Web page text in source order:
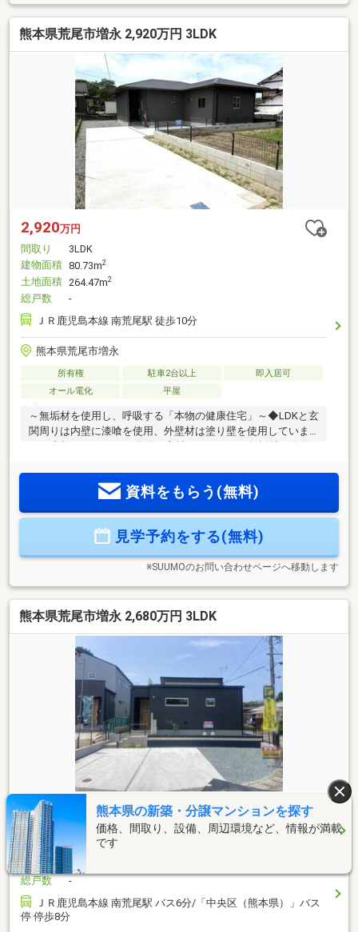
熊本県荒尾市増永 2,920万円 3LDK
2,920万円
間取り
3LDK
建物面積 80.73m2
土地面積 264.47m2
総戸数
-
ＪＲ鹿児島本線 南荒尾駅 徒歩10分
熊本県荒尾市増永
所有権 駐車2台以上
即入居可
オール電化
平屋
～無垢材を使用し、呼吸する「本物の健康住宅」～◆LDKと玄
関周りは内壁に漆喰を使用、外壁材は塗り壁を使用していま
で全周換気！
資料をもらう(無料)
見学予約をする(無料)
※SUUMOのお問い合わせページへ移動します
熊本県荒尾市増永 2,680万円 3LDK
2,680
間取り
3LDK
建物面積 85.08m 2
土地面積 218.43m
総戸数
-
ＪＲ鹿児島本線 南荒尾駅 バス6分/「中央区（熊本県）」バス
停 停歩8分
熊本県の新築・分譲マンションを探す
価格、間取り、設備、周辺環境など、情報が満載
です